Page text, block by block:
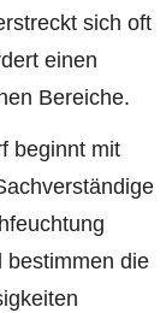
sich oft
einen
Bereiche.
beginnt mit
bestimmen die